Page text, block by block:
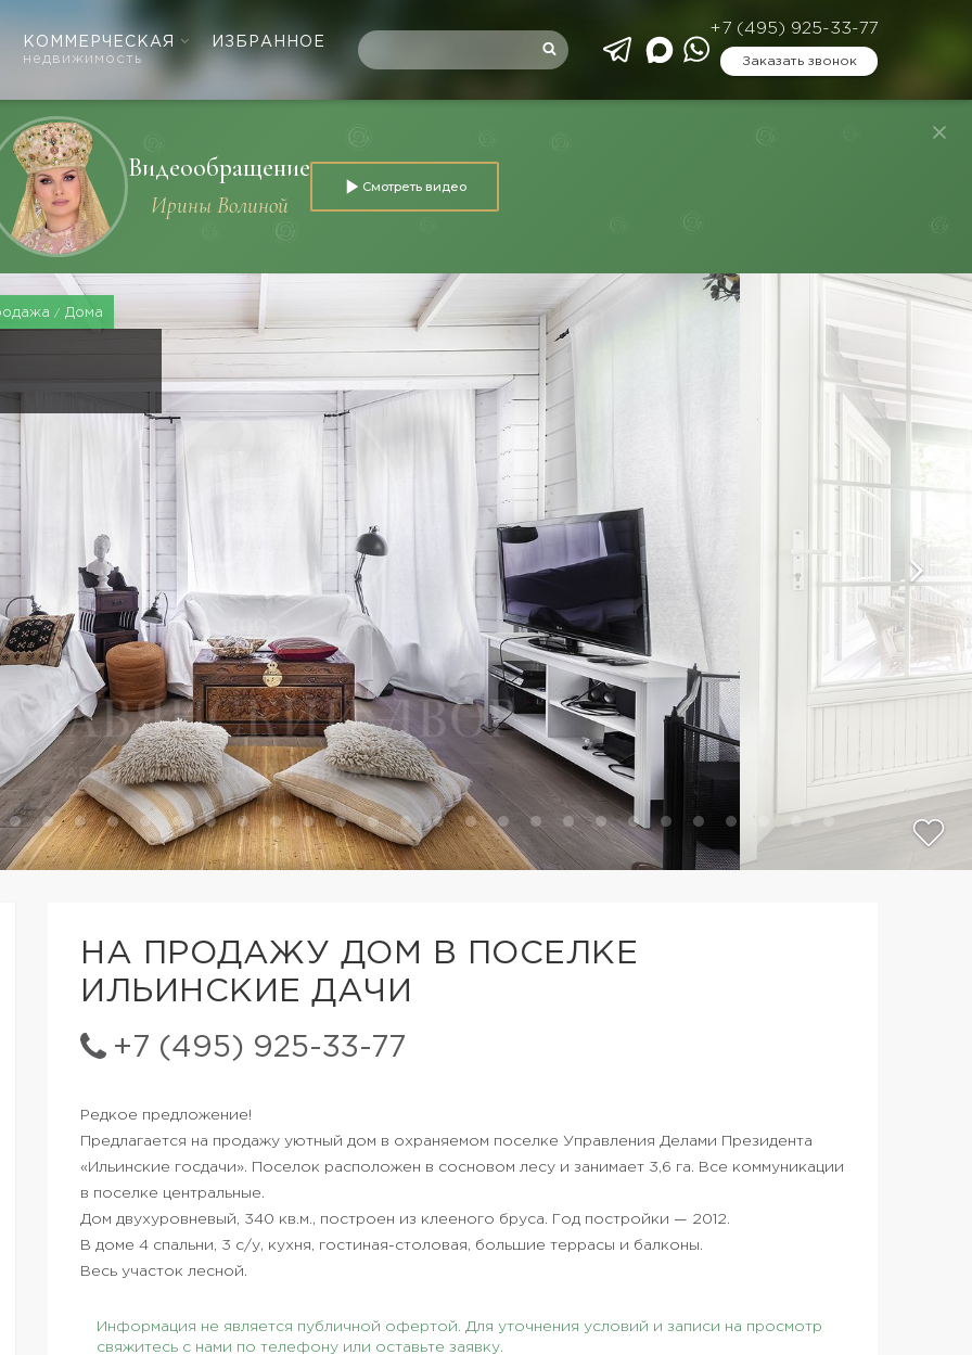
КОММЕРЧЕСКАЯ
недвижимость
ИЗБРАННОЕ
+7 (495) 925-33-77
Заказать звонок
Видеообращение
Ирины Волиной
Смотреть видео
Дома
НА ПРОДАЖУ ДОМ В ПОСЕЛКЕ
ИЛЬИНСКИЕ ДАЧИ
+7 (495) 925-33-77
Редкое предложение!
Предлагается на продажу уютный дом в охраняемом поселке Управления Делами Президента
«Ильинские госдачи». Поселок расположен в сосновом лесу и занимает 3,6 га. Все коммуникации
в поселке центральные.
Дом двухуровневый, 340 кв.м., построен из клееного бруса. Год постройки — 2012.
В доме 4 спальни, 3 с/у, кухня, гостиная-столовая, большие террасы и балконы.
Весь участок лесной.
Информация не является публичной офертой. Для уточнения условий и записи на просмотр
свяжитесь с нами по телефону или оставьте заявку.